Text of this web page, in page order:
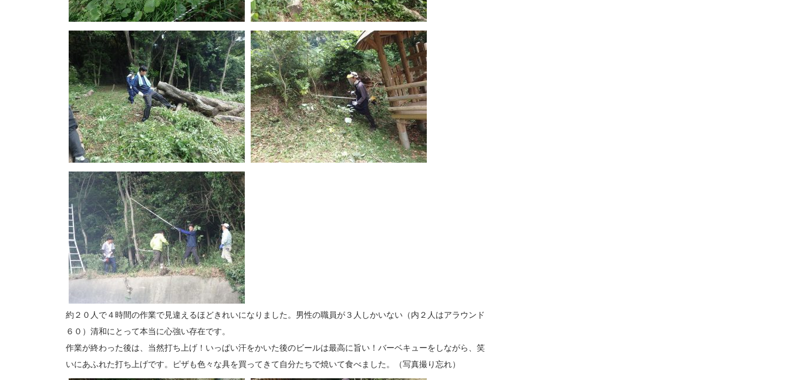
約２０人で４時間の作業で見違えるほどきれいになりました。男性の職員が３人しかいない（内２人はアラウンド
６０）清和にとって本当に心強い存在です。
作業が終わった後は、当然打ち上げ！いっぱい汗をかいた後のビールは最高に旨い！バーベキューをしながら、笑
いにあふれた打ち上げです。ピザも色々な具を買ってきて自分たちで焼いて食べました。（写真撮り忘れ）